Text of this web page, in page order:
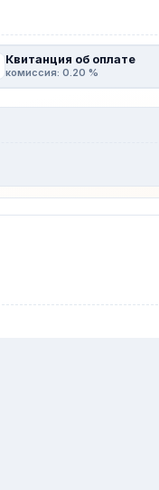
Квитанция об оплате
комиссия: 0.20 %